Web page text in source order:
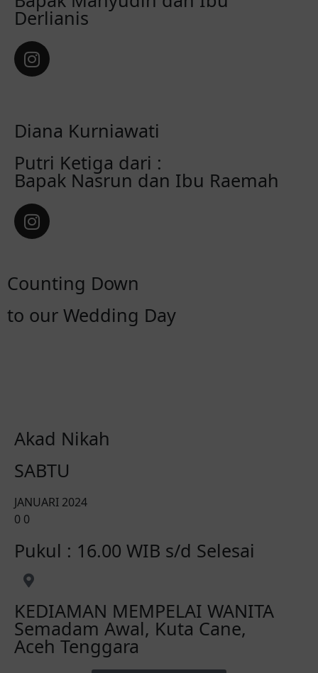
Derlianis
Diana Kurniawati
Putri Ketiga dari :
Bapak Nasrun dan Ibu Raemah
Counting Down
to our Wedding Day
Akad Nikah
SABTU
JANUARI 2024
0 0
Pukul : 16.00 WIB s/d Selesai
KEDIAMAN MEMPELAI WANITA
Semadam Awal, Kuta Cane,
Aceh Tenggara